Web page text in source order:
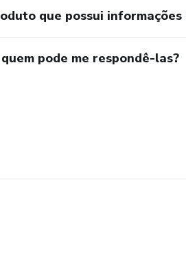
que possui informações
pode me respondê-las?